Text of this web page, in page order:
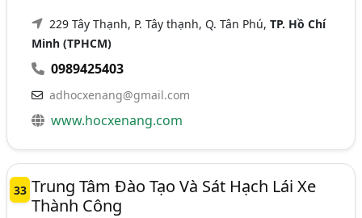
229 Tây Thạnh, P. Tây thạnh, Q. Tân Phú,TP. Hồ Chí
Minh (TPHCM)
0989425403
adhocxenang@gmail.com
www.hocxenang.com
33 Trung Tâm Đào Tạo Và Sát Hạch Lái Xe
Thành Công